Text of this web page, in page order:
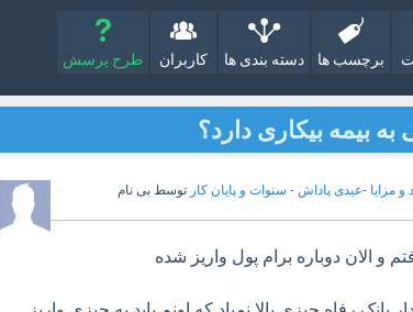
برچسب ها دسته بندی ها کاربران طرح پرسش
بیمه بیکاری دارد؟
مزایا -عیدی پاداش - سنوات و پایان کار توسط بی نام